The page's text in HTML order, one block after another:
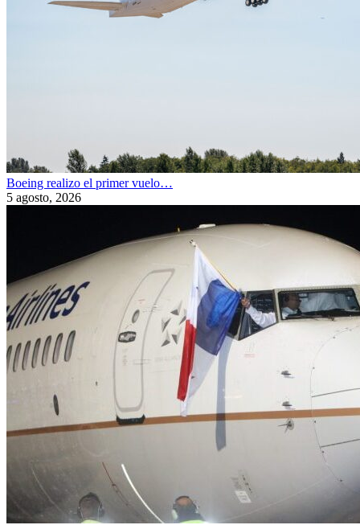
Boeing realizo el primer vuelo…
5 agosto, 2026